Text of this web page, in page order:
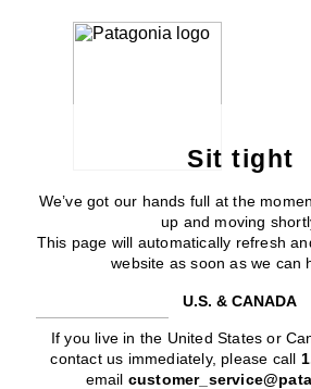
Sit tight
We’ve got our hands full at the
up and moving
This page will automatically refresh
website as soon as we can
U.S. & CANADA
If you live in the United States or
contact us immediately, please call
email